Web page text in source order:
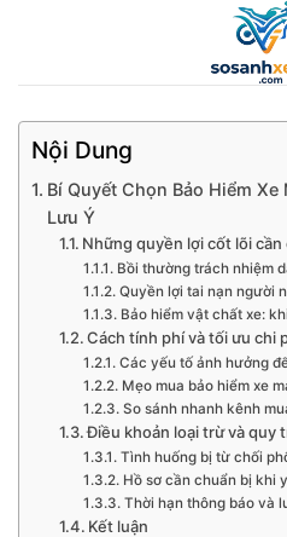
Nội Dung
Bí Quyết Chọn Bảo Hiểm Xe
Lưu Ý
Những quyền lợi cốt lõi
Bồi thường trách nhiệm
Quyền lợi tai nạn người
Bảo hiểm vật chất xe:
Cách tính phí và tối ưu chi
Các yếu tố ảnh hưởng
Mẹo mua bảo hiểm xe
So sánh nhanh kênh
Điều khoản loại trừ và quy
Tình huống bị từ chối
Hồ sơ cần chuẩn bị khi
Thời hạn thông báo và
Kết luận